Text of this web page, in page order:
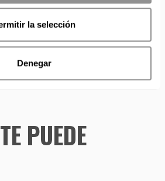
la selección
Denegar
: EL taller de
está cerrado en agosto. Se
PUEDE